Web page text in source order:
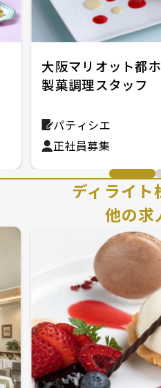
大阪マリオット都
製菓調理スタッフ
パティシエ
正社員募集
ディライト
他の求